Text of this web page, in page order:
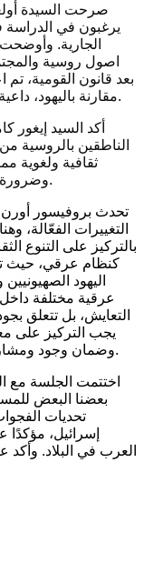
صرحت السيدة
يرغبون في
الجارية.
اصول روسية
بعد قانون القومية،
مقارنة باليهود، داعية إلى ضرورة مطالبة الجميع بتغيير هذا الواقع.
أكد السيد إيغور
الناطقين بالروسية
ثقافية ولغوية
وضرورة السماح بتعدد الثقافات واللغات في المجتمع.
تحدث بروفيسور أورن
التغييرات الفعّالة،
بالتركيز على التنوع
كنظام عرقي، حيث
اليهود
عرقية مختلفة
التعايش، بل تتعلق
يجب التركيز على
وضمان وجود ومشاركة عادلة لجميع الفئات في المجالات العامة.
اختتمت الجلسة مع
بعضنا البعض
تحديات
إسرائيل،
العرب في البلاد.